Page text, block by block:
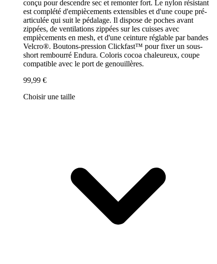
conçu pour descendre sec et remonter fort. Le nylon résistant
est complété d'empiècements extensibles et d'une coupe pré-
articulée qui suit le pédalage. Il dispose de poches avant
zippées, de ventilations zippées sur les cuisses avec
empiècements en mesh, et d'une ceinture réglable par bandes
Velcro®. Boutons-pression Clickfast™ pour fixer un sous-
short rembourré Endura. Coloris cocoa chaleureux, coupe
compatible avec le port de genouillères.
99,99 €
Choisir une taille